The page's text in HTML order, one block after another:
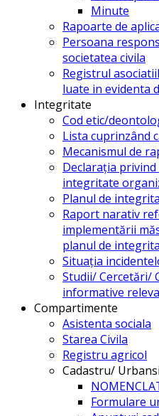
Minute
Rapoarte de
Persoana
societatea civila
Registrul
luate in evidenta
Integritate
Cod etic/
Lista cuprinzând
Mecanismul de
Declarația
integritate
Planul de
Raport narativ
implementării
planul de
Situația
Studii/ Cercetări/
informative
Compartimente
Asistenta sociala
Starea Civila
Registru agricol
Cadastru/
Formulare